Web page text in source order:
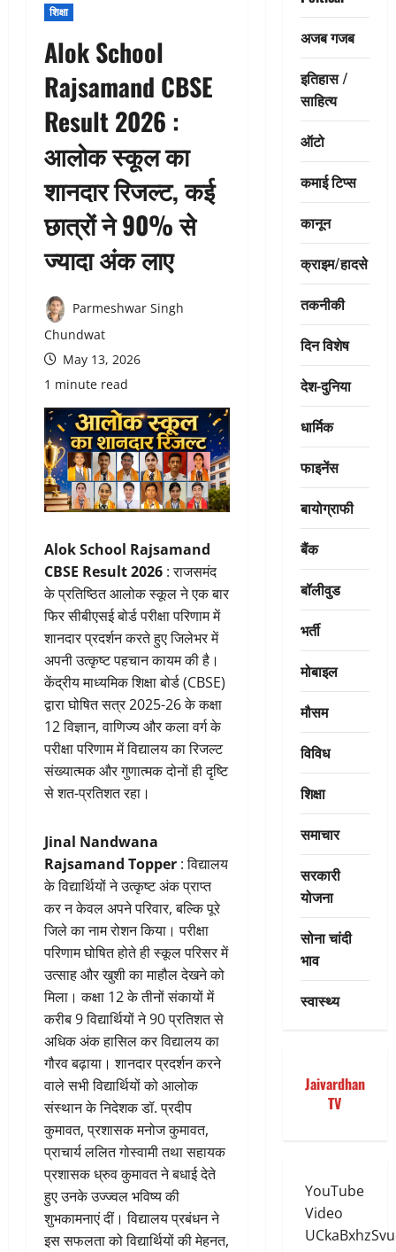
शिक्षा
Alok School
Rajsamand CBSE
Result 2026 :
आलोक स्कूल का
शानदार रिजल्ट, कई
छात्रों ने 90% से
ज्यादा अंक लाए
Parmeshwar Singh
Chundwat
May 13, 2026
1 minute read
Alok School Rajsamand
CBSE Result 2026 : राजसमंद
के प्रतिष्ठित आलोक स्कूल ने एक बार
फिर सीबीएसई बोर्ड परीक्षा परिणाम में
शानदार प्रदर्शन करते हुए जिलेभर में
अपनी उत्कृष्ट पहचान कायम की है।
केंद्रीय माध्यमिक शिक्षा बोर्ड (CBSE)
द्वारा घोषित सत्र 2025-26 के कक्षा
12 विज्ञान, वाणिज्य और कला वर्ग के
परीक्षा परिणाम में विद्यालय का रिजल्ट
संख्यात्मक और गुणात्मक दोनों ही दृष्टि
से शत-प्रतिशत रहा।
Jinal Nandwana
Rajsamand Topper : विद्यालय
के विद्यार्थियों ने उत्कृष्ट अंक प्राप्त
कर न केवल अपने परिवार, बल्कि पूरे
जिले का नाम रोशन किया। परीक्षा
परिणाम घोषित होते ही स्कूल परिसर में
उत्साह और खुशी का माहौल देखने को
मिला। कक्षा 12 के तीनों संकायों में
करीब 9 विद्यार्थियों ने 90 प्रतिशत से
अधिक अंक हासिल कर विद्यालय का
गौरव बढ़ाया। शानदार प्रदर्शन करने
वाले सभी विद्यार्थियों को आलोक
संस्थान के निदेशक डॉ. प्रदीप
कुमावत, प्रशासक मनोज कुमावत,
प्राचार्य ललित गोस्वामी तथा सहायक
प्रशासक ध्रुव कुमावत ने बधाई देते
हुए उनके उज्ज्वल भविष्य की
शुभकामनाएं दीं। विद्यालय प्रबंधन ने
इस सफलता को विद्यार्थियों की मेहनत,
अजब गजब
इतिहास /
साहित्य
ऑटो
कमाई टिप्स
कानून
क्राइम/हादसे
तकनीकी
दिन विशेष
देश-दुनिया
धार्मिक
फाइनेंस
बायोग्राफी
बैंक
बॉलीवुड
भर्ती
मोबाइल
मौसम
विविध
शिक्षा
समाचार
सरकारी
योजना
सोना चांदी
भाव
स्वास्थ्य
Jaivardhan
TV
YouTube
Video